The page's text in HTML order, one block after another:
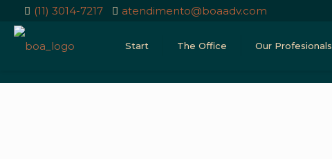
(11) 3014-7217 atendimento@boaadv.com
Start The Office Our Profesionals